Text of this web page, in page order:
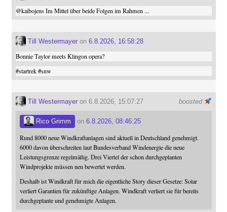
@kaibojensIm Mittel über beide Folgen im Rahmen ...
Till Westermayeron 6.8.2026, 16:58:28
Bonnie Taylor meets Klingon opera?
#startrek #snw
boosted
Till Westermayeron 6.8.2026, 15:07:27
Rico Grimm on 6.8.2026, 08:46:25
Rund 8000 neue Windkraftanlagen sind aktuell in Deutschland genehmigt.
6000 davon überschreiten laut Bundesverband Windenergie die neue
Leistungsgrenze regelmäßig. Drei Viertel der schon durchgeplanten
Windprojekte müssen neu bewertet werden.
Deshalb ist Windkraft für mich die eigentliche Story dieser Gesetze: Solar
verliert Garantien für zukünftige Anlagen. Windkraft verliert sie für bereits
durchgeplante und genehmigte Anlagen.